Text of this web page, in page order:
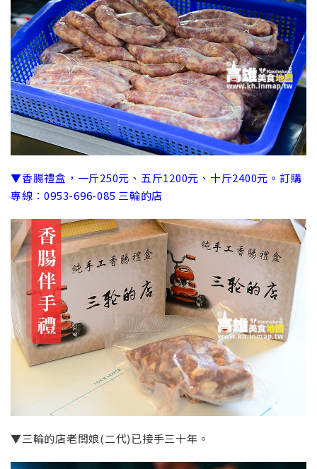
▼香腸禮盒，一斤250元、五斤1200元、十斤2400元。訂購
專線：0953-696-085 三輪的店
▼三輪的店老闆娘(二代)已接手三十年。